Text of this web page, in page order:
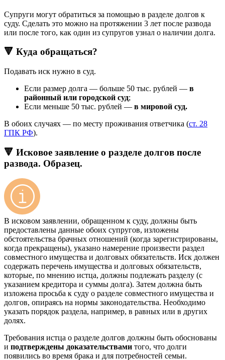
Супруги могут обратиться за помощью в разделе долгов к
суду. Сделать это можно на протяжении 3 лет после развода
или после того, как один из супругов узнал о наличии долга.
🔻 Куда обращаться?
Подавать иск нужно в суд.
Если размер долга — больше 50 тыс. рублей — в
районный или городской суд;
Если меньше 50 тыс. рублей — в мировой суд.
В обоих случаях — по месту проживания ответчика (ст. 28
ГПК РФ).
🔻 Исковое заявление о разделе долгов после
развода. Образец.
В исковом заявлении, обращенном к суду, должны быть
предоставлены данные обоих супругов, изложены
обстоятельства брачных отношений (когда зарегистрированы,
когда прекращены), указано намерение произвести раздел
совместного имущества и долговых обязательств. Иск должен
содержать перечень имущества и долговых обязательств,
которые, по мнению истца, должны подлежать разделу (с
указанием кредитора и суммы долга). Затем должна быть
изложена просьба к суду о разделе совместного имущества и
долгов, опираясь на нормы законодательства. Необходимо
указать порядок раздела, например, в равных или в других
долях.
Требования истца о разделе долгов должны быть обоснованы
и подтверждены доказательствами того, что долги
появились во время брака и для потребностей семьи.